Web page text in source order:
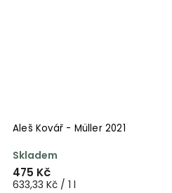
Aleš Kovář - Müller 2021
Skladem
475 Kč
633,33 Kč / 1 l